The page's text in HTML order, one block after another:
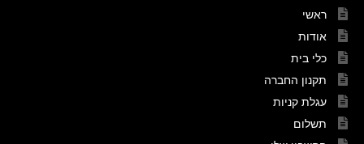
ראשי
אודות
כלי בית
תקנון החברה
עגלת קניות
תשלום